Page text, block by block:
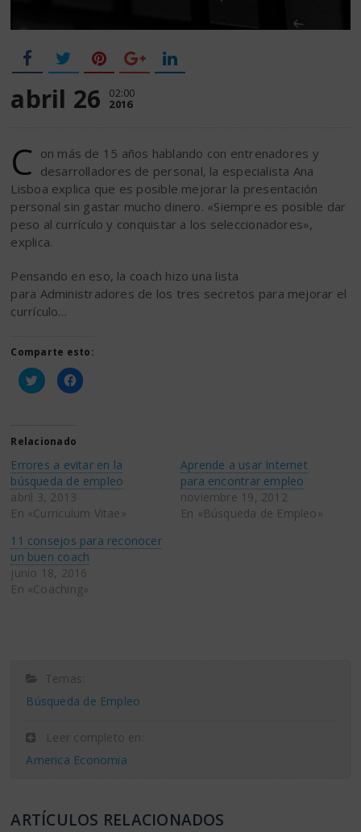
abril 26 02:00
2016
C on más de 15 años hablando con entrenadores y
desarrolladores de personal, la especialista Ana
Lisboa explica que es posible mejorar la presentación
personal sin gastar mucho dinero. «Siempre es posible dar
peso al currículo y conquistar a los seleccionadores»,
explica.
Pensando en eso, la coach hizo una lista
para Administradores de los tres secretos para mejorar el
currículo…
Comparte esto:
Haz
clic
(Se
abre
una
ventana
nueva)
Haz
clic
una
ventana
nueva)
Relacionado
Errores a evitar en la
búsqueda de empleo
abril 3, 2013
En «Curriculum Vitae»
Aprende a usar Internet
para encontrar empleo
noviembre 19, 2012
En «Búsqueda de Empleo»
11 consejos para reconocer
un buen coach
junio 18, 2016
En «Coaching»
Temas:
Búsqueda de Empleo
Leer completo en:
America Economia
ARTÍCULOS RELACIONADOS